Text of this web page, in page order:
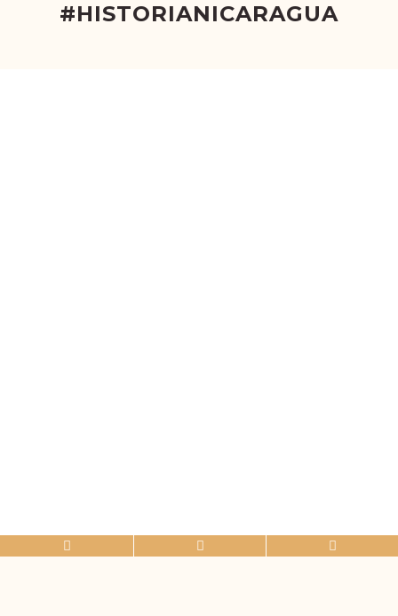
#HISTORIANICARAGUA